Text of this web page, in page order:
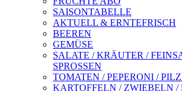
SAISONTABELLE
AKTUELL & ERNTEFRISCH
BEEREN
GEMÜSE
SALATE / KRÄUTER /
SPROSSEN
TOMATEN / PEPERONI /
KARTOFFELN / ZWIEBELN